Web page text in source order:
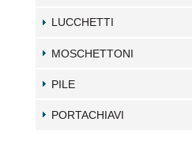
LUCCHETTI
MOSCHETTONI
PILE
PORTACHIAVI